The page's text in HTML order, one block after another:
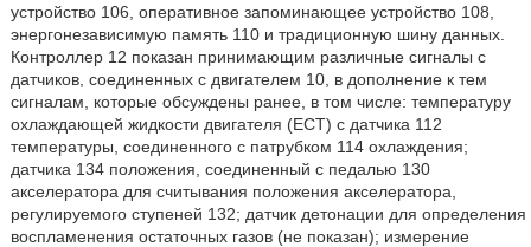
устройство 106, оперативное запоминающее устройство 108,
энергонезависимую память 110 и традиционную шину данных.
Контроллер 12 показан принимающим различные сигналы с
датчиков, соединенных с двигателем 10, в дополнение к тем
сигналам, которые обсуждены ранее, в том числе: температуру
охлаждающей жидкости двигателя (ECT) с датчика 112
температуры, соединенного с патрубком 114 охлаждения;
датчика 134 положения, соединенный с педалью 130
акселератора для считывания положения акселератора,
регулируемого ступеней 132; датчик детонации для определения
воспламенения остаточных газов (не показан); измерение